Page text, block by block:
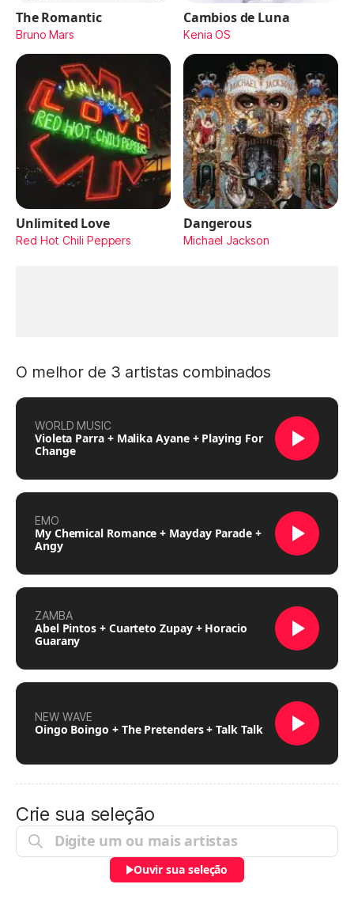
The Romantic
Bruno Mars
Cambios de Luna
Kenia OS
Unlimited Love
Red Hot Chili Peppers
Dangerous
Michael Jackson
O melhor de 3 artistas combinados
WORLD MUSIC
Violeta Parra + Malika Ayane + Playing For
Change
EMO
My Chemical Romance + Mayday Parade +
Angy
ZAMBA
Abel Pintos + Cuarteto Zupay + Horacio
Guarany
NEW WAVE
Oingo Boingo + The Pretenders + Talk Talk
Crie sua seleção
Ouvir sua seleção